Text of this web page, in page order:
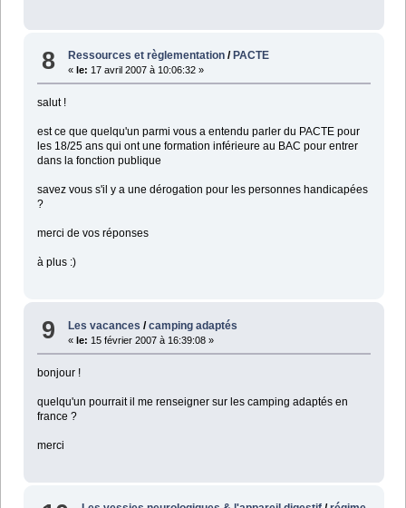
8 Ressources et règlementation / PACTE
«le: 17 avril 2007 à 10:06:32 »
salut !
est ce que quelqu'un parmi vous a entendu parler du PACTE pour
les 18/25 ans qui ont une formation inférieure au BAC pour entrer
dans la fonction publique
savez vous s'il y a une dérogation pour les personnes handicapées
?
merci de vos réponses
à plus :)
9 Les vacances /camping adaptés
«le: 15 février 2007 à 16:39:08 »
bonjour !
quelqu'un pourrait il me renseigner sur les camping adaptés en
france ?
merci